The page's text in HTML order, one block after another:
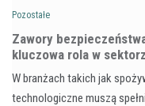
Pozostałe
Zawory
kluczowa rola w
W branżach takich jak
technologiczne muszą